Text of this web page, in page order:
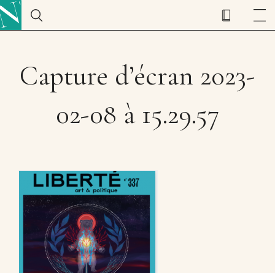
Capture d’écran 2023-
02-08 à 15.29.57